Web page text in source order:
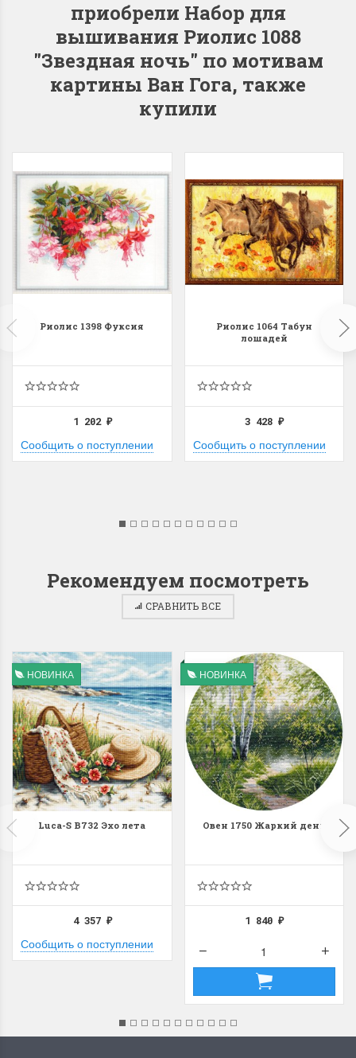
Dimensions 35231
Willow Swan
Хороший набор
Отличный набор, канва,
нитки и схема, всё в
отличном состоянии.
Ларина Евгения
1 апреля 2026 14:55
(Белый
Красивый
Очень красивый
раритетный
комплектация
Ларина
1 апреля 2026
приобрели Набор для
вышивания Риолис 1088
"Звездная ночь" по мотивам
картины Ван Гога, также
купили
Риолис 1398 Фуксия
1 202 ₽
Сообщить о поступлении
Риолис 1064 Табун
лошадей
3 428₽
Сообщить о поступлении
Рекомендуем посмотреть
СРАВНИТЬ ВСЕ
НОВИНКА
Luca-S B732 Эхо лета
4 357 ₽
Сообщить о поступлении
НОВИНКА
Овен 1750 Жаркий день
1 840₽